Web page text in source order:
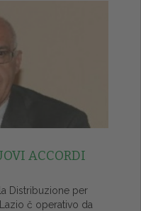
ACCORDI
Distribuzione per
č operativo da